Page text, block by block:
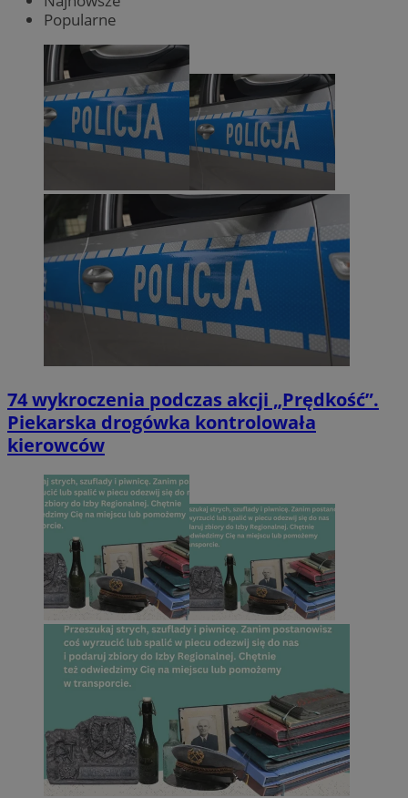
Popularne
74 wykroczenia podczas akcji „Prędkość”.
Piekarska drogówka kontrolowała
kierowców